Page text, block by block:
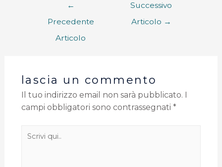
←
Precedente
Articolo
Successivo
Articolo →
lascia un commento
Il tuo indirizzo email non sarà pubblicato.
campi obbligatori sono contrassegnati *